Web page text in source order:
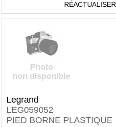
RÉACTUALISER
Legrand
LEG059052
PIED BORNE PLASTIQUE